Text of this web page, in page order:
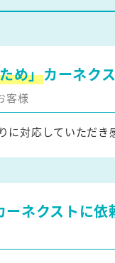
め」カーネク
客様
対応していただき
ーネクストに依